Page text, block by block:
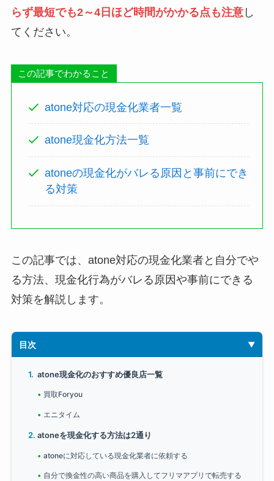
らず最短でも2～4日ほど時間がかかる点も注意し
てください。
この記事でわかること
atone対応の現金化業者一覧
atone現金化方法一覧
atoneの現金化がバレる原因と事前にでき
る対策
この記事では、atone対応の現金化業者と自分でや
る方法、現金化行為がバレる原因や事前にできる
対策を解説します。
目次
atone現金化のおすすめ優良店一覧
買取Foryou
エニタイム
atoneを現金化する方法は2通り
atoneに対応している現金化業者に依頼する
自分で換金性の高い商品を購入してフリマアプリで転売する